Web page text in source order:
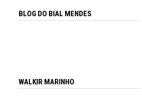
BLOG DO BIAL MENDES
WALKIR MARINHO